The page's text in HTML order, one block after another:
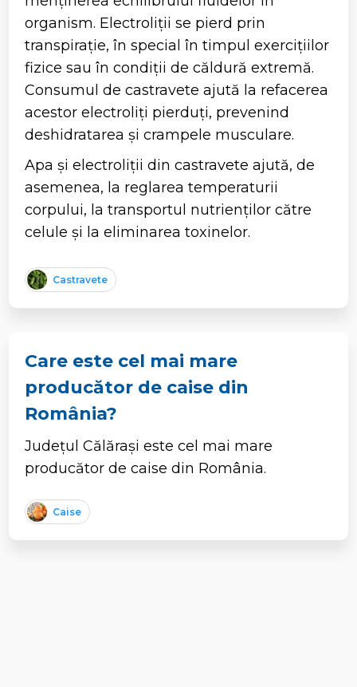
organism. Electroliții se pierd prin
transpirație, în special în timpul exercițiilor
fizice sau în condiții de căldură extremă.
Consumul de castravete ajută la refacerea
acestor electroliți pierduți, prevenind
deshidratarea și crampele musculare.
Apa și electroliții din castravete ajută, de
asemenea, la reglarea temperaturii
corpului, la transportul nutrienților către
celule și la eliminarea toxinelor.
Castravete
Care este cel mai mare
producător de caise din
România?
Județul Călărași este cel mai mare
producător de caise din România.
Caise